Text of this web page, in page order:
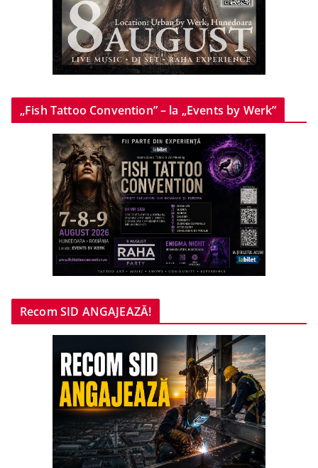
„Fish Tattoo Convention” – la „Events by Werk”
Recom SID ANGAJEAZĂ!